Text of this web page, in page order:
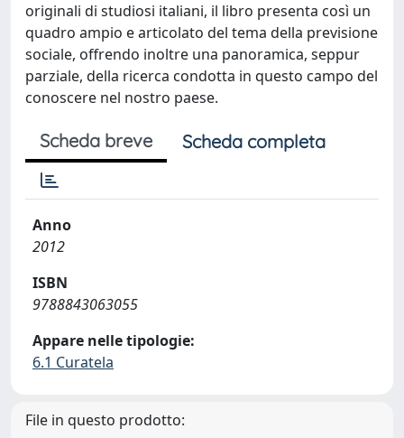
originali di studiosi italiani, il libro presenta così un
quadro ampio e articolato del tema della previsione
sociale, offrendo inoltre una panoramica, seppur
parziale, della ricerca condotta in questo campo del
conoscere nel nostro paese.
Scheda breve Scheda completa
Anno
2012
ISBN
9788843063055
Appare nelle tipologie:
6.1 Curatela
File in questo prodotto: